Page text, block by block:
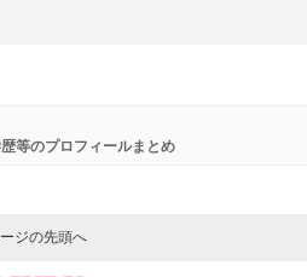
等のプロフィールまとめ
ジの先頭へ